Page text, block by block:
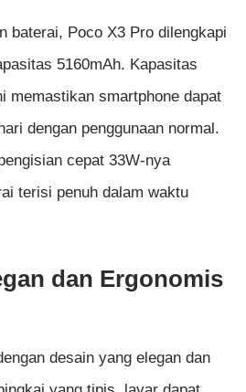
baterai, Poco X3 Pro dilengkapi
5160mAh. Kapasitas
memastikan smartphone dapat
dengan penggunaan normal.
cepat 33W-nya
terisi penuh dalam waktu
dan Ergonomis
desain yang elegan dan